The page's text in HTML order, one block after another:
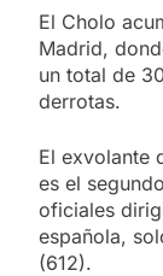
El Cholo
Madrid,
un total de
derrotas.
El exvolante
es el
oficiales
española,
(612).